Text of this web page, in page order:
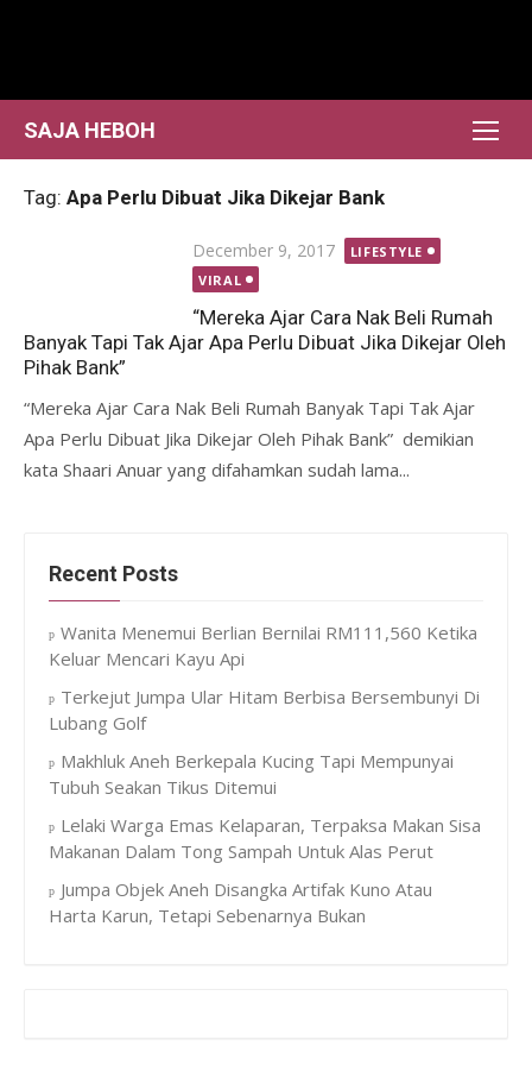
SAJA HEBOH
Tag: Apa Perlu Dibuat Jika Dikejar Bank
Posted
on
December 9, 2017
LIFESTYLE
VIRAL
“Mereka Ajar Cara Nak Beli Rumah
Banyak Tapi Tak Ajar Apa Perlu Dibuat Jika Dikejar Oleh
Pihak Bank”
“Mereka Ajar Cara Nak Beli Rumah Banyak Tapi Tak Ajar
Apa Perlu Dibuat Jika Dikejar Oleh Pihak Bank” demikian
kata Shaari Anuar yang difahamkan sudah lama...
Recent Posts
Wanita Menemui Berlian Bernilai RM111,560 Ketika
Keluar Mencari Kayu Api
Terkejut Jumpa Ular Hitam Berbisa Bersembunyi Di
Lubang Golf
Makhluk Aneh Berkepala Kucing Tapi Mempunyai
Tubuh Seakan Tikus Ditemui
Lelaki Warga Emas Kelaparan, Terpaksa Makan Sisa
Makanan Dalam Tong Sampah Untuk Alas Perut
Jumpa Objek Aneh Disangka Artifak Kuno Atau
Harta Karun, Tetapi Sebenarnya Bukan